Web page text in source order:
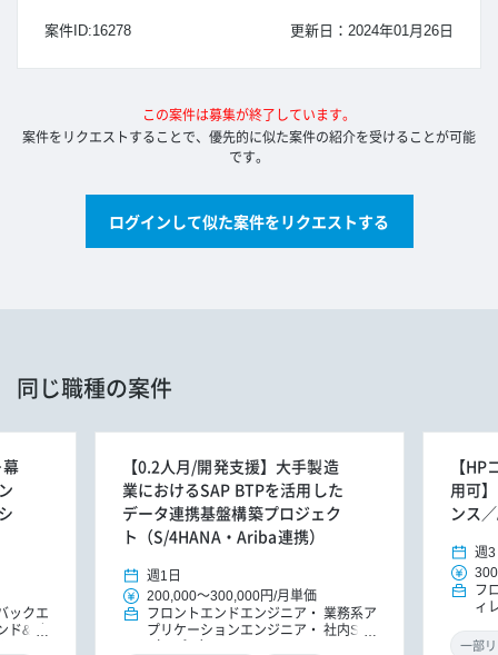
更新日：2024年01月26日
案件ID:16278
この案件は募集が終了しています。
案件をリクエストすることで、優先的に似た案件の紹介を受けることが可能
です。
ログインして似た案件をリクエストする
同じ職種の案件
ックエ
ド&バ
【0.2人月/開発支援】大手製造
業におけるSAP BTPを活用した
データ連携基盤構築プロジェク
ト（S/4HANA・Ariba連携）
週1日
200,000～300,000円/月単価
フロントエンドエンジニア
業務系ア
プリケーションエンジニア
社内SE
【
用可
ンス
週3
フ
ィ
一部